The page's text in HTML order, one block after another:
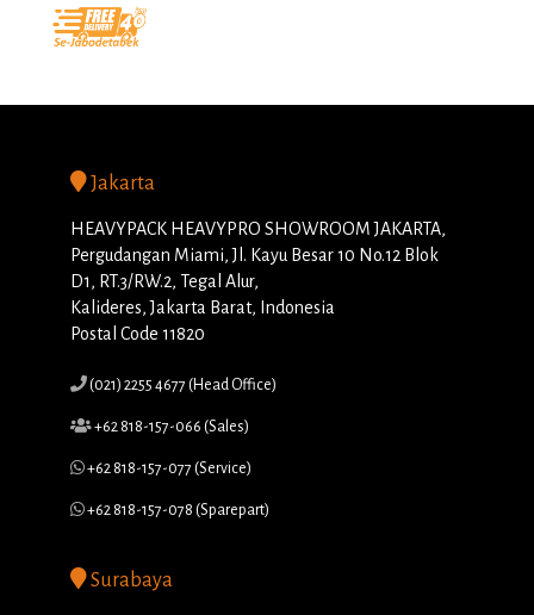
Jakarta
HEAVYPACK HEAVYPRO SHOWROOM JAKARTA,
Pergudangan Miami, Jl. Kayu Besar 10 No.12 Blok
D1, RT.3/RW.2, Tegal Alur,
Kalideres, Jakarta Barat, Indonesia
Postal Code 11820
(021) 2255 4677 (Head Office)
+62 818-157-066 (Sales)
+62 818-157-077 (Service)
+62 818-157-078 (Sparepart)
Surabaya